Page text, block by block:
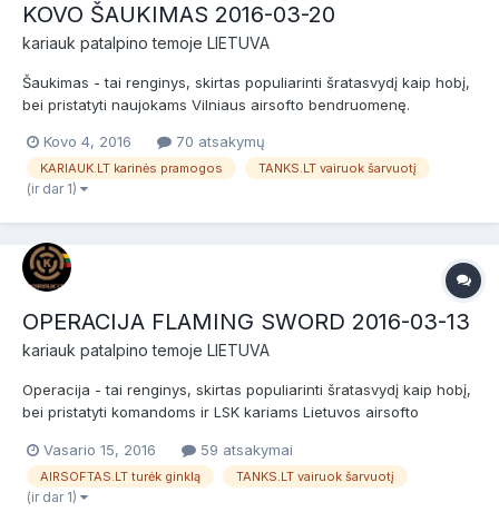
KOVO ŠAUKIMAS 2016-03-20
kariauk patalpino temoje LIETUVA
Šaukimas - tai renginys, skirtas populiarinti šratasvydį kaip hobį,
bei pristatyti naujokams Vilniaus airsofto bendruomenę.
žaidėjams bei airsofto komandoms. Prieš žaidimą bus NEMOKAMI
dviejų valandų baziniai kariniai mokymai, po jų žaidimas....
Kovo 4, 2016 70 atsakymų
KARIAUK.LT karinės pramogos TANKS.LT vairuok šarvuotį
(ir dar 1)
OPERACIJA FLAMING SWORD 2016-03-13
kariauk patalpino temoje LIETUVA
Operacija - tai renginys, skirtas populiarinti šratasvydį kaip hobį,
bei pristatyti komandoms ir LSK kariams Lietuvos airsofto
komandoms ir LSK kariams, kurie dalyvavo bent trijuose
Šaukimuose su mokymais. Šiame renginyje naudojamos tik Mid-
Cap...
Vasario 15, 2016 59 atsakymai
AIRSOFTAS.LT turėk ginklą TANKS.LT vairuok šarvuotį
(ir dar 1)